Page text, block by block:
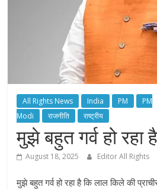
All Rights News India PM
PM
Modi
राजनीति राष्ट्रीय
मुझे बहुत गर्व हो रहा है
August 18, 2025 Editor All Rights
मुझे बहुत गर्व हो रहा है कि लाल किले की